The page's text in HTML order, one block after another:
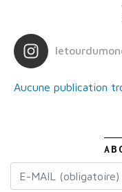
Aucune publication